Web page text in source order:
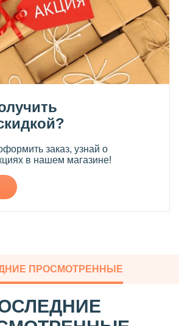
заказ, узнай о
в нашем магазине!
ПРОСМОТРЕННЫЕ